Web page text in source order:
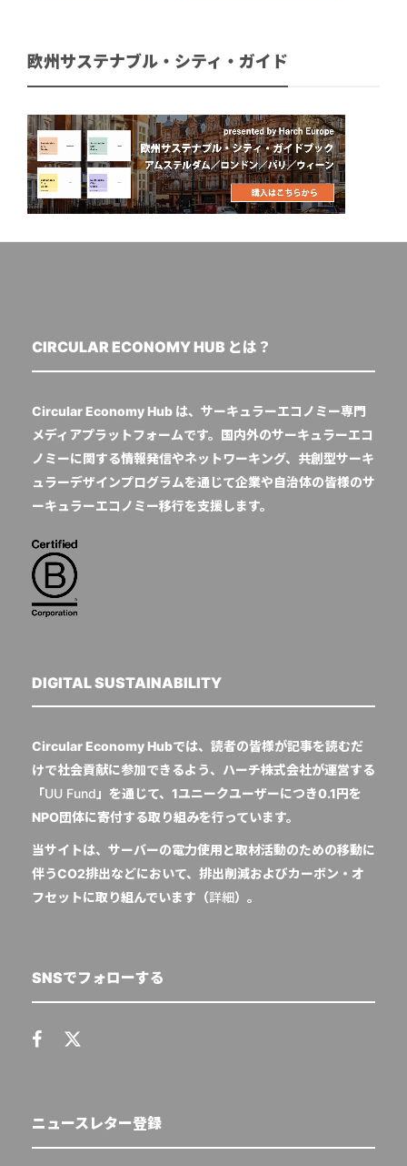
欧州サステナブル・シティ・ガイド
CIRCULAR ECONOMY HUB とは？
Circular Economy Hub は、サーキュラーエコノミー専門
メディアプラットフォームです。国内外のサーキュラーエコ
ノミーに関する情報発信やネットワーキング、共創型サーキ
ュラーデザインプログラムを通じて企業や自治体の皆様のサ
ーキュラーエコノミー移行を支援します。
DIGITAL SUSTAINABILITY
Circular Economy Hubでは、読者の皆様が記事を読むだ
けで社会貢献に参加できるよう、ハーチ株式会社が運営する
「UU Fund 」を通じて、1ユニークユーザーにつき0.1円を
NPO団体に寄付する取り組みを行っています。
当サイトは、サーバーの電力使用と取材活動のための移動に
伴うCO2排出などにおいて、排出削減およびカーボン・オ
フセットに取り組んでいます（詳細）。
SNSでフォローする
ニュースレター登録